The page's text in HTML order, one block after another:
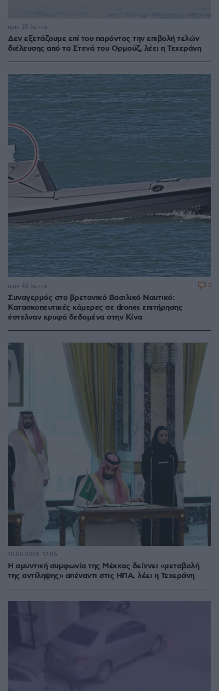
Δεν εξετάζουμε επί του παρόντος την επιβολή τελών
διέλευσης από τα Στενά του Ορμούζ, λέει η Τεχεράνη
πριν 25 λεπτά
Συναγερμός στο βρετανικό Βασιλικό Ναυτικό:
Κατασκοπευτικές κάμερες σε drones επιτήρησης
έστελναν κρυφά δεδομένα στην Κίνα
πριν 43 λεπτά 3
Η αμυντική συμφωνία της Μέκκας δείχνει «μεταβολή
της αντίληψης» απέναντι στις ΗΠΑ, λέει η Τεχεράνη
10.08.2026, 12:05